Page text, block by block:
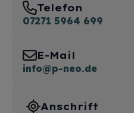
Telefon
07271 5964 699
E-Mail
info@p-neo.de
Anschrift